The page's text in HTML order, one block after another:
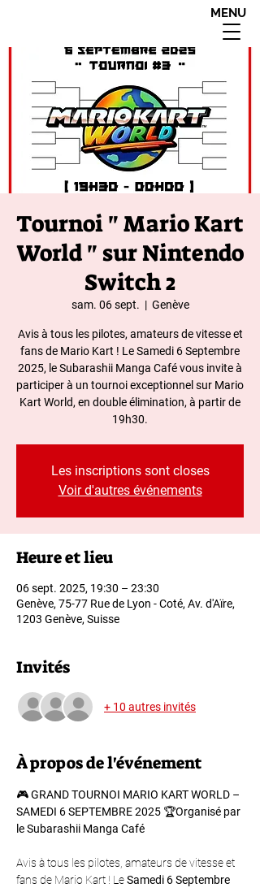
MENU
Tournoi " Mario Kart
World " sur Nintendo
Switch 2
sam. 06 sept.
  |
Genève
Avis à tous les pilotes, amateurs de vitesse et
fans de Mario Kart ! Le Samedi 6 Septembre
2025, le Subarashii Manga Café vous invite à
participer à un tournoi exceptionnel sur Mario
Kart World, en double élimination, à partir de
19h30.
Les inscriptions sont closes
Voir d'autres événements
Heure et lieu
06 sept. 2025, 19:30 – 23:30
Genève, 75-77 Rue de Lyon - Coté, Av. d'Aïre,
1203 Genève, Suisse
Invités
+ 10 autres invités
À propos de l'événement
🎮 GRAND TOURNOI MARIO KART WORLD –
SAMEDI 6 SEPTEMBRE 2025 🏆Organisé par
le Subarashii Manga Café
Avis à tous les pilotes, amateurs de vitesse et
fans de Mario Kart ! Le Samedi 6 Septembre